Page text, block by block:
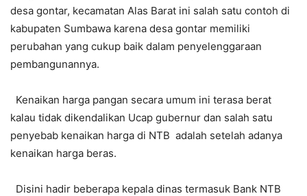
desa gontar, kecamatan Alas Barat ini salah satu contoh di
kabupaten Sumbawa karena desa gontar memiliki
perubahan yang cukup baik dalam penyelenggaraan
pembangunannya.
Kenaikan harga pangan secara umum ini terasa berat
kalau tidak dikendalikan Ucap gubernur dan salah satu
penyebab kenaikan harga di NTB adalah setelah adanya
kenaikan harga beras.
Disini hadir beberapa kepala dinas termasuk Bank NTB